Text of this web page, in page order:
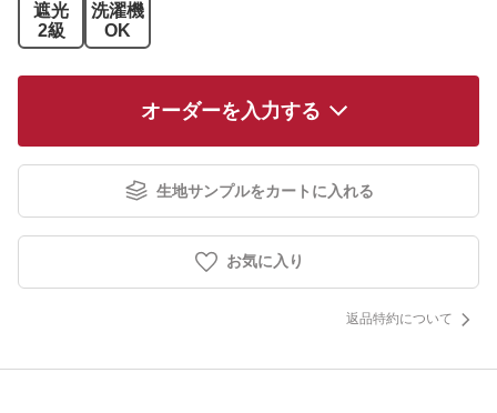
遮光
2級
洗濯機
OK
オーダーを入力する
生地サンプルをカートに入れる
お気に入り
返品特約について